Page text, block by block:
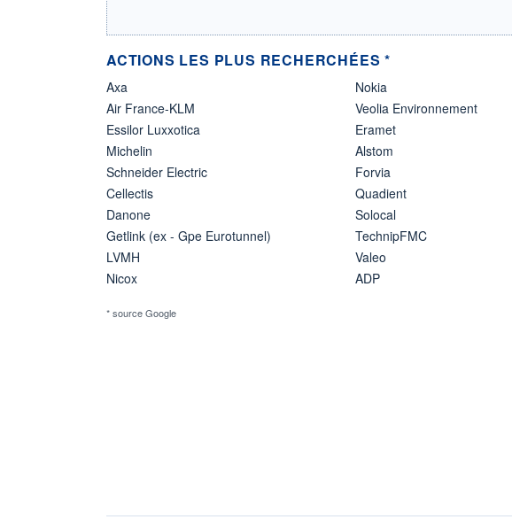
ACTIONS LES PLUS RECHERCHÉES *
Axa
Air France-KLM
Essilor Luxxotica
Michelin
Schneider Electric
Cellectis
Danone
Getlink (ex - Gpe Eurotunnel)
LVMH
Nicox
Nokia
Veolia Environnement
Eramet
Alstom
Forvia
Quadient
Solocal
TechnipFMC
Valeo
ADP
* source Google